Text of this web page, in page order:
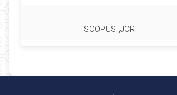
SCOPUS ,JCR